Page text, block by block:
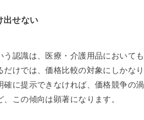
出せない
う認識は、医療・介護用品において
けでは、価格比較の対象にしかなり
確に提示できなければ、価格競争の
この傾向は顕著になります。